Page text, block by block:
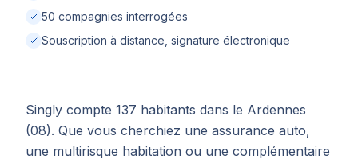
50 compagnies interrogées
Souscription à distance, signature électronique
Singly compte 137 habitants dans le Ardennes
(08). Que vous cherchiez une assurance auto,
une multirisque habitation ou une complémentaire